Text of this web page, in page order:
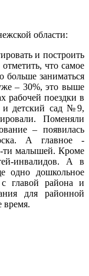
области:
и построить
что самое
больше заниматься
– 30%, это выше
рабочей поездки в
и детский сад №9,
Поменяли
– появилась
А главное -
ти малышей. Кроме
инвалидов. А в
одно дошкольное
главой района и
для районной
время.